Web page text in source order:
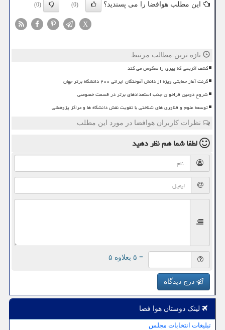
این مطلب هوافضا را می پسندید؟ (0)
(0)
X
تازه ترین مطالب مرتبط
کشف آنزیمی که پیری را معکوس می کند
گرنت آغاز حمایتی ویژه از دانش آموختگان ایرانی ۲۰۰ دانشگاه برتر جهان
شروع دومین فراخوان جذب استعدادهای برتر در قسمت خصوصی
توسعه علوم و فناوری های شناختی با تقویت نقش دانشگاه ها و مراکز پژوهشی
نظرات کاربران هوافضا در مورد این مطلب
لطفا شما همنظر دهید
= ۵ بعلاوه ۵
درج دیدگاه
لینک دوستان هوا فضا
تبلیغات انتخابات مجلس